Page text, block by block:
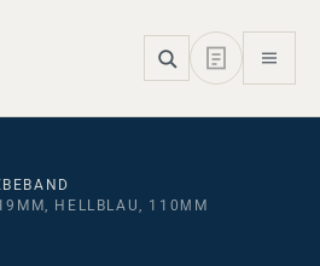
HELLBLAU, 110ΜM